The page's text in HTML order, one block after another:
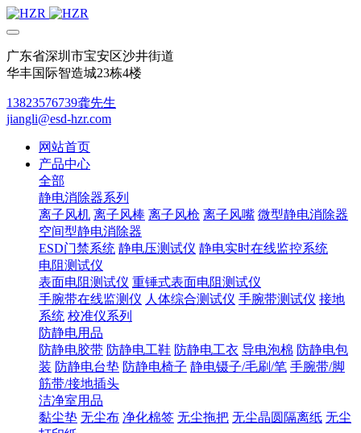
广东省深圳市宝安区沙井街道
华丰国际智造城23栋4楼
13823576739龚先生
jiangli@esd-hzr.com
网站首页
产品中心
全部
静电消除器系列
离子风机 离子风棒 离子风枪 离子风嘴 微型静电消除器
空间型静电消除器
ESD门禁系统 静电压测试仪 静电实时在线监控系统
电阻测试仪
表面电阻测试仪 重锤式表面电阻测试仪
手腕带在线监测仪 人体综合测试仪 手腕带测试仪 接地
系统 校准仪系列
防静电用品
防静电胶带 防静电工鞋 防静电工衣 导电泡棉 防静电包
装 防静电台垫 防静电椅子 静电镊子/毛刷/笔 手腕带/脚
筋带/接地插头
洁净室用品
黏尘垫 无尘布 净化棉签 无尘拖把 无尘晶圆隔离纸 无尘